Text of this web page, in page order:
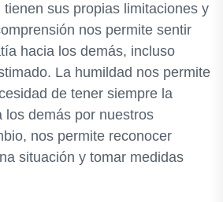
tienen sus propias limitaciones y
nos permite sentir
hacia los demás, incluso
La humildad nos permite
de tener siempre la
los demás por nuestros
nos permite reconocer
situación y tomar medidas